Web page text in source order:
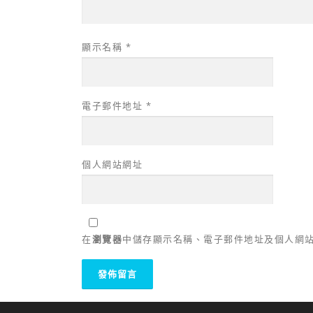
顯示名稱 *
電子郵件地址 *
個人網站網址
在瀏覽器中儲存顯示名稱、電子郵件地址及個人網